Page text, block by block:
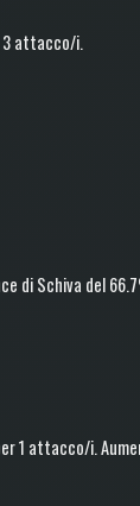
3 attacco/i.
diSchiva del
1 attacco/i.